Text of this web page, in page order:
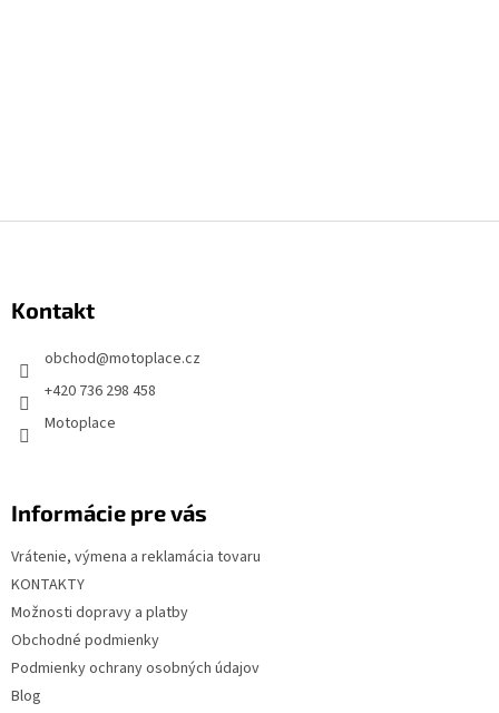
äKontakt
obchod@motoplace.cz
+420 736 298 458
Motoplace
Informácie pre vás
Vrátenie, výmena a reklamácia tovaru
KONTAKTY
Možnosti dopravy a platby
Obchodné podmienky
Podmienky ochrany osobných údajov
Blog